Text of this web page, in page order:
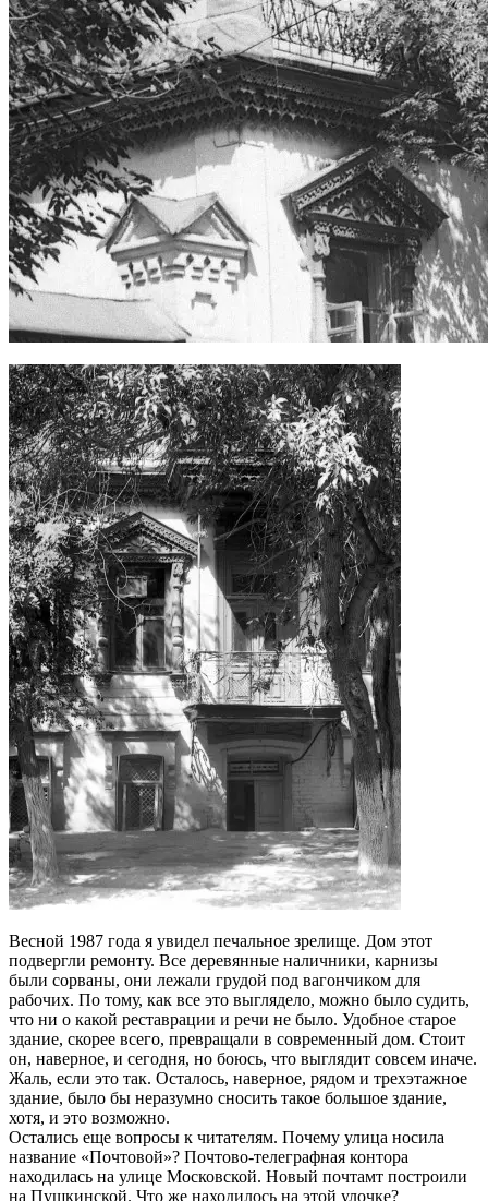
Весной 1987 года я увидел печальное зрелище. Дом этот
подвергли ремонту. Все деревянные наличники, карнизы
были сорваны, они лежали грудой под вагончиком для
рабочих. По тому, как все это выглядело, можно было судить,
что ни о какой реставрации и речи не было. Удобное старое
здание, скорее всего, превращали в современный дом. Стоит
он, наверное, и сегодня, но боюсь, что выглядит совсем иначе.
Жаль, если это так. Осталось, наверное, рядом и трехэтажное
здание, было бы неразумно сносить такое большое здание,
хотя, и это возможно.
Остались еще вопросы к читателям. Почему улица носила
название «Почтовой»? Почтово-телеграфная контора
находилась на улице Московской. Новый почтамт построили
на Пушкинской. Что же находилось на этой улочке?